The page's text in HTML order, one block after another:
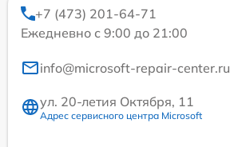
+7 (473) 201-64-71
Ежедневно с 9:00 до 21:00
info@microsoft-repair-center.ru
ул. 20-летия Октября, 11
Адрес сервисного центра Microsoft